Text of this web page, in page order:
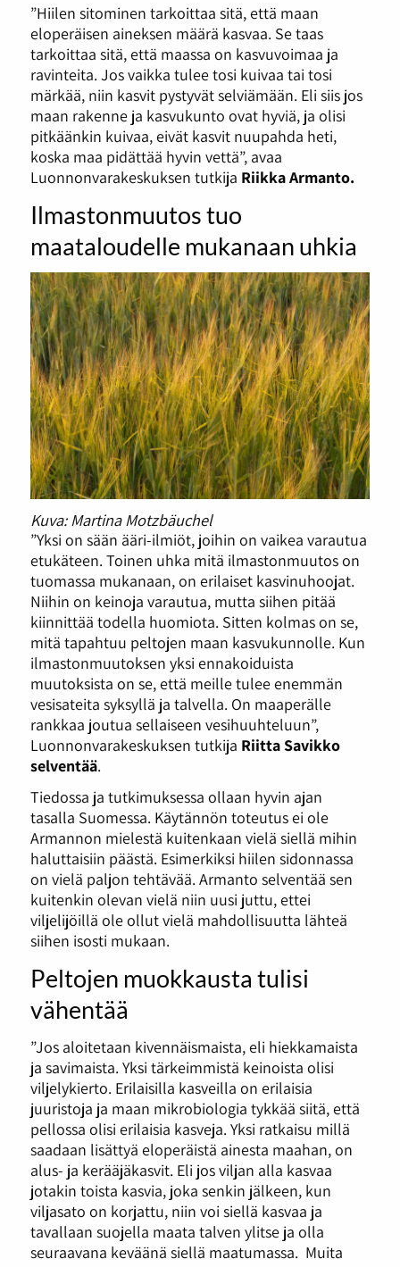
”Hiilen sitominen tarkoittaa sitä, että maan
eloperäisen aineksen määrä kasvaa. Se taas
tarkoittaa sitä, että maassa on kasvuvoimaa ja
ravinteita. Jos vaikka tulee tosi kuivaa tai tosi
märkää, niin kasvit pystyvät selviämään. Eli siis jos
maan rakenne ja kasvukunto ovat hyviä, ja olisi
pitkäänkin kuivaa, eivät kasvit nuupahda heti,
koska maa pidättää hyvin vettä”, avaa
Luonnonvarakeskuksen tutkija Riikka Armanto.
Ilmastonmuutos tuo
maataloudelle mukanaan uhkia
Kuva: Martina Motzbäuchel
”Yksi on sään ääri-ilmiöt, joihin on vaikea varautua
etukäteen. Toinen uhka mitä ilmastonmuutos on
tuomassa mukanaan, on erilaiset kasvinuhoojat.
Niihin on keinoja varautua, mutta siihen pitää
kiinnittää todella huomiota. Sitten kolmas on se,
mitä tapahtuu peltojen maan kasvukunnolle. Kun
ilmastonmuutoksen yksi ennakoiduista
muutoksista on se, että meille tulee enemmän
vesisateita syksyllä ja talvella. On maaperälle
rankkaa joutua sellaiseen vesihuuhteluun”,
Luonnonvarakeskuksen tutkija Riitta Savikko
selventää.
Tiedossa ja tutkimuksessa ollaan hyvin ajan
tasalla Suomessa. Käytännön toteutus ei ole
Armannon mielestä kuitenkaan vielä siellä mihin
haluttaisiin päästä. Esimerkiksi hiilen sidonnassa
on vielä paljon tehtävää. Armanto selventää sen
kuitenkin olevan vielä niin uusi juttu, ettei
viljelijöillä ole ollut vielä mahdollisuutta lähteä
siihen isosti mukaan.
Peltojen muokkausta tulisi
vähentää
”Jos aloitetaan kivennäismaista, eli hiekkamaista
ja savimaista. Yksi tärkeimmistä keinoista olisi
viljelykierto. Erilaisilla kasveilla on erilaisia
juuristoja ja maan mikrobiologia tykkää siitä, että
pellossa olisi erilaisia kasveja. Yksi ratkaisu millä
saadaan lisättyä eloperäistä ainesta maahan, on
alus- ja kerääjäkasvit. Eli jos viljan alla kasvaa
jotakin toista kasvia, joka senkin jälkeen, kun
viljasato on korjattu, niin voi siellä kasvaa ja
tavallaan suojella maata talven ylitse ja olla
seuraavana keväänä siellä maatumassa. Muita